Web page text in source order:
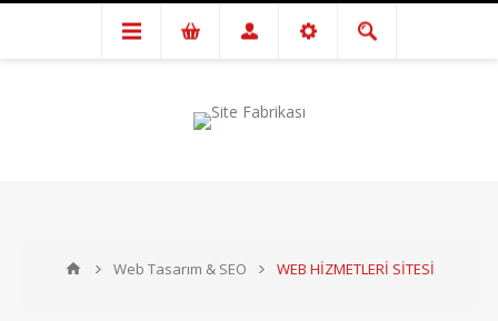
Web Tasarım & SEO WEB HİZMETLERİ SİTESİ